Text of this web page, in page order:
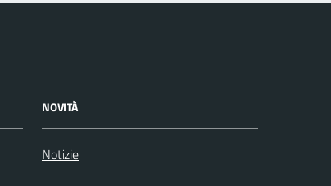
NOVITÀ
Notizie